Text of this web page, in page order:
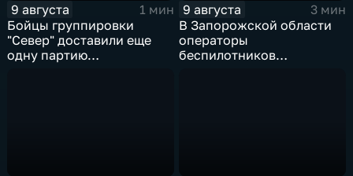
9 августа
1 мин
Бойцы группировки
"Север" доставили еще
одну партию
9 августа
3 мин
В Запорожской области
операторы
беспилотников